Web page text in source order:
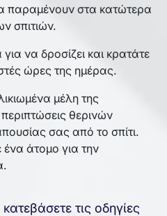
παραμένουν στα κατώτερα
σπιτιών.
για να δροσίζει και κρατάτε
ώρες της ημέρας.
μέλη της
θερινών
σας από το σπίτι.
άτομο για την
τις οδηγίες